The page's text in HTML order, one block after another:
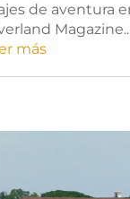
de aventura
más